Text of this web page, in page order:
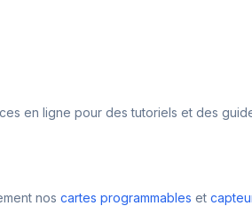
en ligne pour des tutoriels et des
nos cartes programmables et